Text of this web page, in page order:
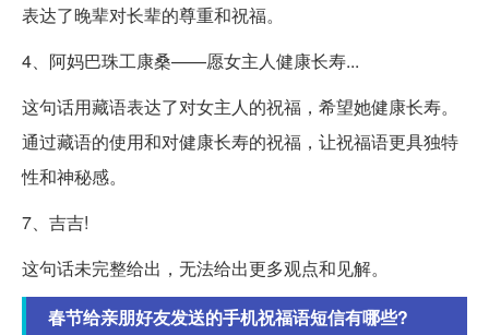
表达了晚辈对长辈的尊重和祝福。
4、阿妈巴珠⼯康桑——愿⼥主⼈健康长寿...
这句话用藏语表达了对女主人的祝福，希望她健康长寿。
通过藏语的使用和对健康长寿的祝福，让祝福语更具独特
性和神秘感。
7、吉吉!
这句话未完整给出，无法给出更多观点和见解。
春节给亲朋好友发送的手机祝福语短信有哪些?